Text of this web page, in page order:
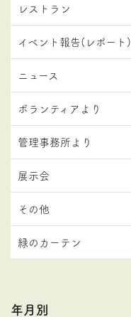
レストラン
イベント報告(レポート)
ニュース
ボランティアより
管理事務所より
展示会
その他
緑のカーテン
年月別